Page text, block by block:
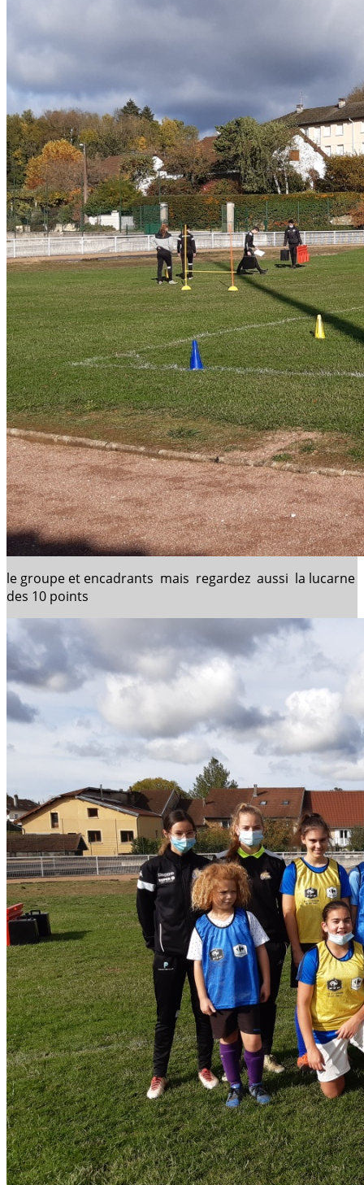
le groupe et encadrants mais regardez aussi la lucarne
des 10 points